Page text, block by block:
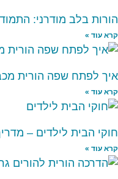
הורות בלב מודרני:
קרא עוד »
איך לפתח שפה הורית
קרא עוד »
חוקי הבית לילדים –
קרא עוד »